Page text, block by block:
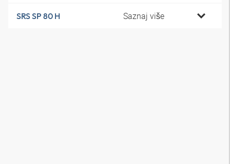
SRS SP 80 H Saznaj više